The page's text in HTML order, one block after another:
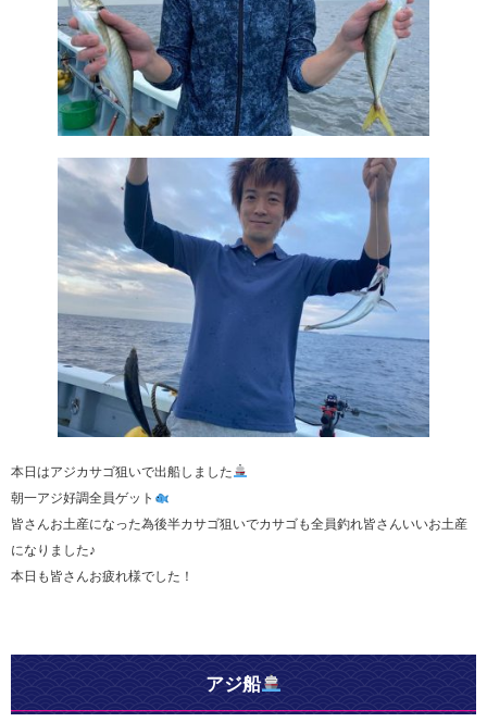
本日はアジカサゴ狙いで出船しました
朝一アジ好調全員ゲット
皆さんお土産になった為後半カサゴ狙いでカサゴも全員釣れ皆さんいいお土産
になりました♪
本日も皆さんお疲れ様でした！
アジ船